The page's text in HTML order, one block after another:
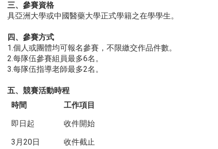
三、參賽資格
具亞洲大學或中國醫藥大學正式學籍之在學學生。
四、參賽方式
1.個人或團體均可報名參賽，不限繳交作品件數。
2.每隊伍參賽組員最多6名。
3.每隊伍指導老師最多2名。
五、競賽活動時程
時間
工作項目
即日起
收件開始
3月20日
收件截止